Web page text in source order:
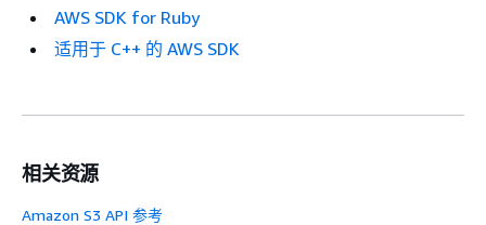
AWS SDK for Ruby
适用于 C++ 的 AWS SDK
相关资源
Amazon S3 API 参考